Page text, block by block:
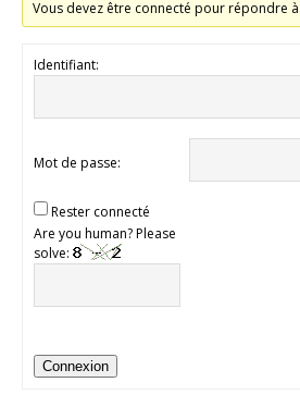
Vous devez être connecté pour répondre à
Identifiant:
Mot de passe:
Rester connecté
Are you human? Please
solve:
Connexion